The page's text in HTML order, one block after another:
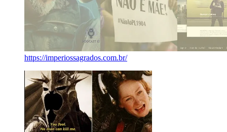
https://imperiossagrados.com.br/